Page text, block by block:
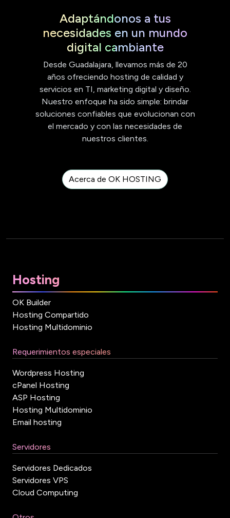
Adaptándonos a tus
necesidades en un mundo
digital cambiante
Desde Guadalajara, llevamos más de 20
años ofreciendo hosting de calidad y
servicios en TI, marketing digital y diseño.
Nuestro enfoque ha sido simple: brindar
soluciones confiables que evolucionan con
el mercado y con las necesidades de
nuestros clientes.
Acerca de OK HOSTING
Hosting
OK Builder
Hosting Compartido
Hosting Multidominio
Requerimientos especiales
Wordpress Hosting
cPanel Hosting
ASP Hosting
Hosting Multidominio
Email hosting
Servidores
Servidores Dedicados
Servidores VPS
Cloud Computing